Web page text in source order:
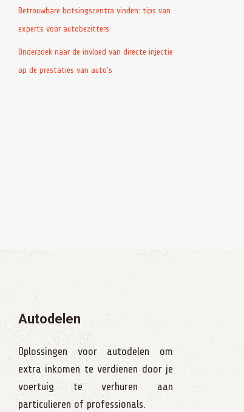
Betrouwbare botsingscentra vinden: tips van
experts voor autobezitters
Onderzoek naar de invloed van directe injectie
op de prestaties van auto’s
Autodelen
Oplossingen voor autodelen om
extra inkomen te verdienen door je
voertuig te verhuren aan
particulieren of professionals.